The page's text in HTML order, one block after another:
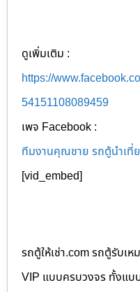
ดูเพิ่มเติม :
https://
54151108089459
เพจ Facebook :
ทีมงานคุณชาย รถตู้นำเที่
[vid_embed]
รถตู้ให้เช่า.com รถตู้รับเ
VIP แบบครบวงจร ทั้งแบ